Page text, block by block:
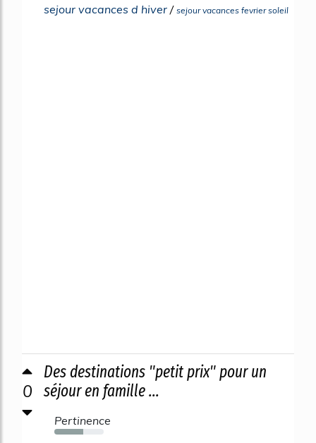
sejour vacances d hiver / sejour vacances fevrier soleil
0
Des destinations "petit prix" pour un
séjour en famille ...
Pertinence
59%